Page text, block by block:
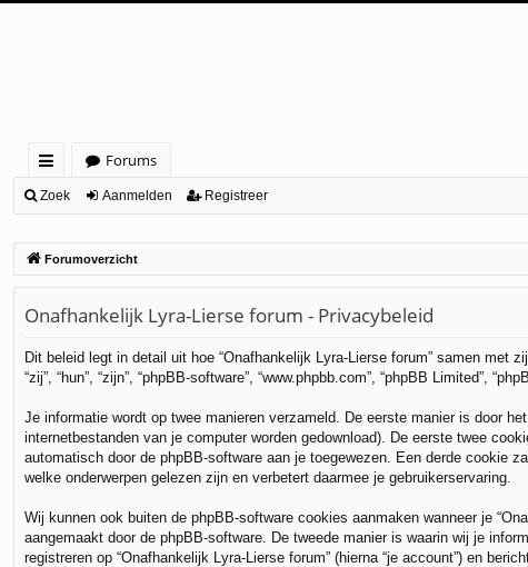
ne
lin
Forums
Zoek Aanmelden Registreer
Forumoverzicht
Onafhankelijk Lyra-Lierse forum - Privacybeleid
Dit beleid legt in detail uit hoe “Onafhankelijk Lyra-Lierse forum” samen met
“zij”, “hun”, “zijn”, “phpBB-software”, “www.phpbb.com”, “phpBB Limited”,
Je informatie wordt op twee manieren verzameld. De eerste manier is door
internetbestanden van je computer worden gedownload). De eerste twee
automatisch door de phpBB-software aan je toegewezen. Een derde cookie
welke onderwerpen gelezen zijn en verbetert daarmee je gebruikerservaring.
Wij kunnen ook buiten de phpBB-software cookies aanmaken wanneer je
aangemaakt door de phpBB-software. De tweede manier is waarin wij je
registreren op “Onafhankelijk Lyra-Lierse forum” (hierna “je account”) en